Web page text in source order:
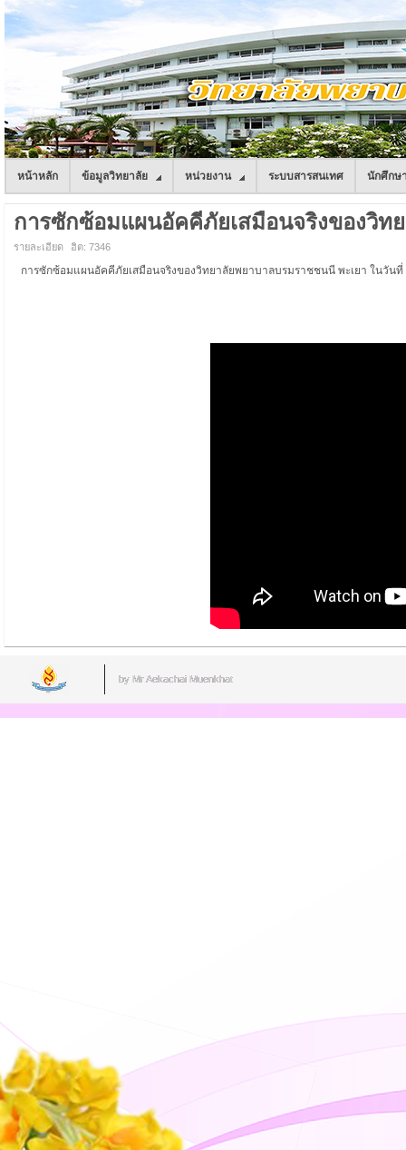
หน้าหลัก ข้อมูลวิทยาลัย หน่วยงาน ระบบสารสนเทศ นักศึกษ
การซักซ้อมแผนอัคคีภัยเสมือนจริงของวิท
รายละเอียด ฮิต: 7346
การซักซ้อมแผนอัคคีภัยเสมือนจริงของวิทยาลัยพยาบาลบรมราชชนนี พะเยา ในวั
by Mr.Aekachai Muenkhat